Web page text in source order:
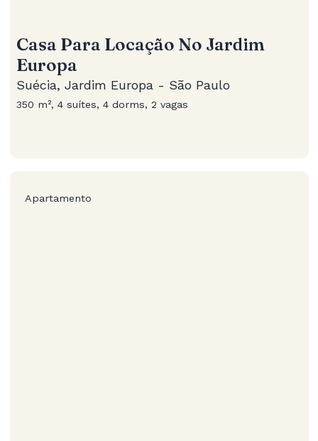
Casa Para Locação No Jardim
Europa
Suécia, Jardim Europa - São Paulo
350 m², 4 suítes, 4 dorms, 2 vagas
Apartamento